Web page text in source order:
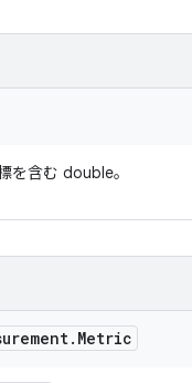
を含む double。
. Metric